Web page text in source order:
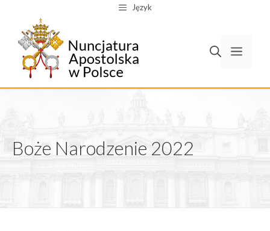
treści
Język
Boże Narodzenie 2022